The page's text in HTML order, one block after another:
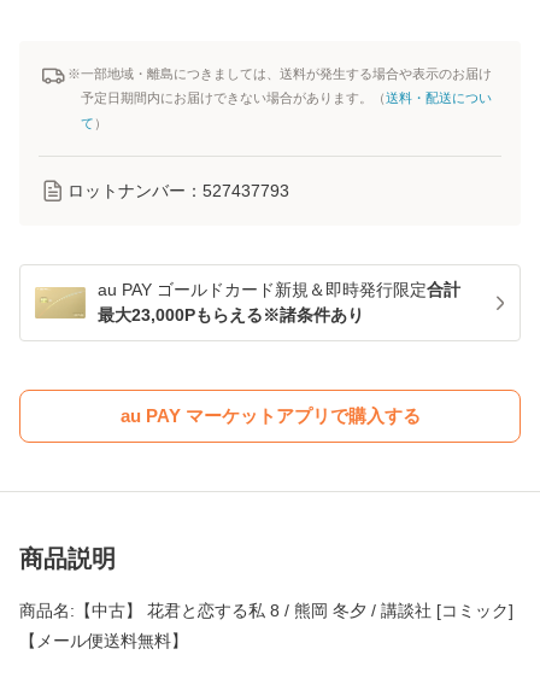
※一部地域・離島につきましては、送料が発生する場合や表示のお届け
予定日期間内にお届けできない場合があります。（送料・配送につい
て ）
ロットナンバー： 527437793
au PAY ゴールドカード新規＆即時発行限定合計
最大23,000Pもらえる※諸条件あり
au PAY マーケットアプリで購入する
商品説明
商品名:【中古】 花君と恋する私 8 / 熊岡 冬夕 / 講談社 [コミック]
【メール便送料無料】